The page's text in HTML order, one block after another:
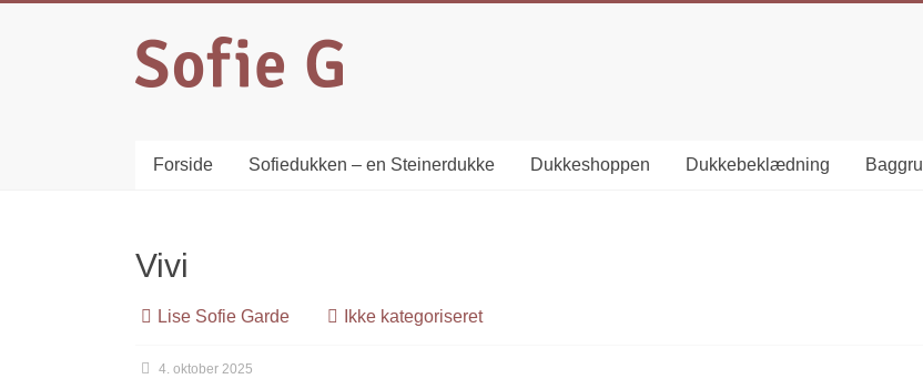
Forside Sofiedukken – en Steinerdukke Dukkeshoppen Dukkebeklædning
Vivi
Lise Sofie Garde Ikke kategoriseret
4. oktober 2025